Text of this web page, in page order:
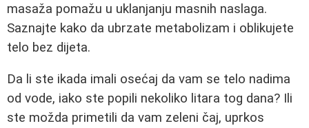
masaža pomažu u uklanjanju masnih naslaga.
Saznajte kako da ubrzate metabolizam i oblikujete
telo bez dijeta.
Da li ste ikada imali osećaj da vam se telo nadima
od vode, iako ste popili nekoliko litara tog dana? Ili
ste možda primetili da vam zeleni čaj, uprkos